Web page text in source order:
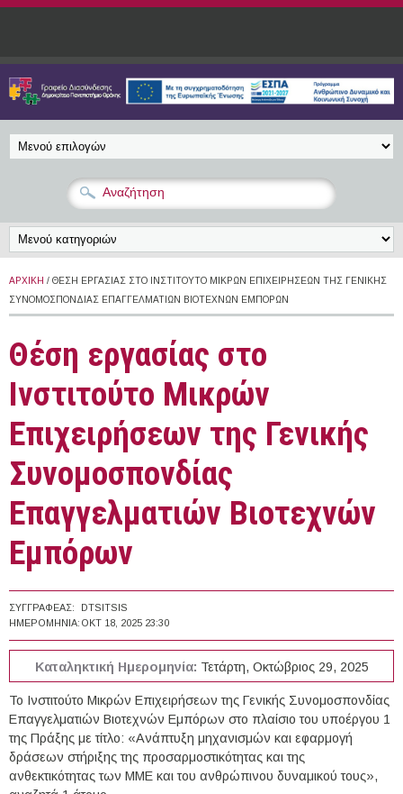
Παράκαμψη προς το κυρίως περιεχόμενο
ΑΡΧΙΚΉ / ΘΈΣΗ ΕΡΓΑΣΊΑΣ ΣΤΟ ΙΝΣΤΙΤΟΎΤΟ ΜΙΚΡΏΝ ΕΠΙΧΕΙΡΉΣΕΩΝ ΤΗΣ ΓΕΝΙΚΉΣ
ΣΥΝΟΜΟΣΠΟΝΔΊΑΣ ΕΠΑΓΓΕΛΜΑΤΙΏΝ ΒΙΟΤΕΧΝΏΝ ΕΜΠΌΡΩΝ
Θέση εργασίας στο
Ινστιτούτο Μικρών
Επιχειρήσεων της Γενικής
Συνομοσπονδίας
Επαγγελματιών Βιοτεχνών
Εμπόρων
ΣΥΓΓΡΑΦΈΑΣ:
DTSITSIS
ΗΜΕΡΟΜΗΝΊΑ: ΟΚΤ 18, 2025 23:30
Καταληκτική Ημερομηνία: Τετάρτη, Οκτώβριος 29, 2025
Το Ινστιτούτο Μικρών Επιχειρήσεων της Γενικής Συνομοσπονδίας
Επαγγελματιών Βιοτεχνών Εμπόρων στο πλαίσιο του υποέργου 1
της Πράξης με τίτλο: «Ανάπτυξη μηχανισμών και εφαρμογή
δράσεων στήριξης της προσαρμοστικότητας και της
ανθεκτικότητας των ΜΜΕ και του ανθρώπινου δυναμικού τους»,